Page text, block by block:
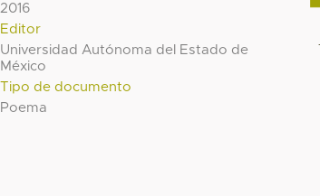
2016
Editor
Universidad Autónoma del Estado de
México
Tipo de documento
Poema